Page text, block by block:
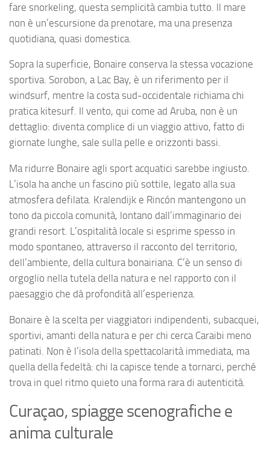
fare snorkeling, questa semplicità cambia tutto. Il mare
non è un’escursione da prenotare, ma una presenza
quotidiana, quasi domestica.
Sopra la superficie, Bonaire conserva la stessa vocazione
sportiva. Sorobon, a Lac Bay, è un riferimento per il
windsurf, mentre la costa sud-occidentale richiama chi
pratica kitesurf. Il vento, qui come ad Aruba, non è un
dettaglio: diventa complice di un viaggio attivo, fatto di
giornate lunghe, sale sulla pelle e orizzonti bassi.
Ma ridurre Bonaire agli sport acquatici sarebbe ingiusto.
L’isola ha anche un fascino più sottile, legato alla sua
atmosfera defilata. Kralendijk e Rincón mantengono un
tono da piccola comunità, lontano dall’immaginario dei
grandi resort. L’ospitalità locale si esprime spesso in
modo spontaneo, attraverso il racconto del territorio,
dell’ambiente, della cultura bonairiana. C’è un senso di
orgoglio nella tutela della natura e nel rapporto con il
paesaggio che dà profondità all’esperienza.
Bonaire è la scelta per viaggiatori indipendenti, subacquei,
sportivi, amanti della natura e per chi cerca Caraibi meno
patinati. Non è l’isola della spettacolarità immediata, ma
quella della fedeltà: chi la capisce tende a tornarci, perché
trova in quel ritmo quieto una forma rara di autenticità.
Curaçao, spiagge scenografiche e
anima culturale